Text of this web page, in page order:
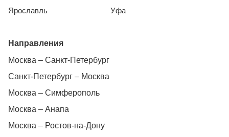
Ярославль
Уфа
Направления
Москва – Санкт-Петербург
Санкт-Петербург – Москва
Москва – Симферополь
Москва – Анапа
Москва – Ростов-на-Дону